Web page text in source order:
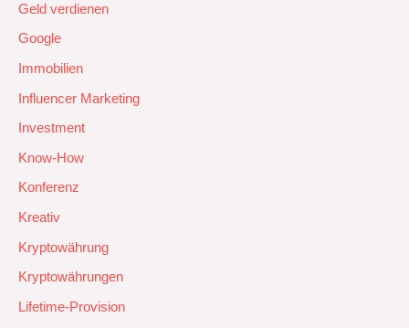
Geld verdienen
Google
Immobilien
Influencer Marketing
Investment
Know-How
Konferenz
Kreativ
Kryptowährung
Kryptowährungen
Lifetime-Provision